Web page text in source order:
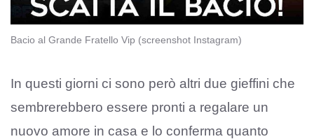
Bacio al Grande Fratello Vip (screenshot Instagram)
In questi giorni ci sono però altri due gieffini che
sembrerebbero essere pronti a regalare un
nuovo amore in casa e lo conferma quanto